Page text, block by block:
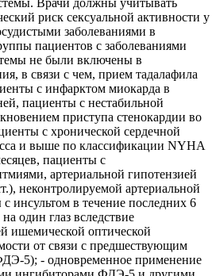
риск сексуальной активности у
заболеваниями в
пациентов с заболеваниями
не были включены в
в связи с чем, прием тадалафила
с инфарктом миокарда в
пациенты с нестабильной
приступа стенокардии во
с хронической сердечной
и выше по классификации NYHA
пациенты с
артериальной гипотензией
неконтролируемой артериальной
инсультом в течение последних 6
один глаз вследствие
ишемической оптической
от связи с предшествующим
5); - одновременное применение